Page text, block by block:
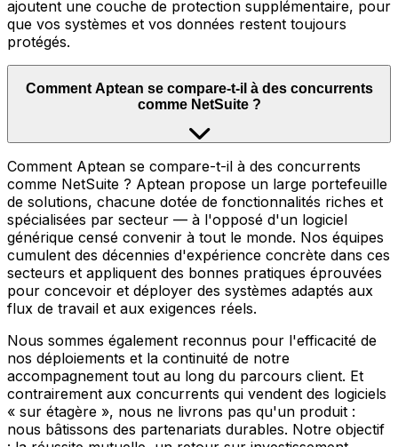
ajoutent une couche de protection supplémentaire, pour
que vos systèmes et vos données restent toujours
protégés.
Comment Aptean se compare-t-il à des concurrents
comme NetSuite ?
Comment Aptean se compare-t-il à des concurrents
comme NetSuite ? Aptean propose un large portefeuille
de solutions, chacune dotée de fonctionnalités riches et
spécialisées par secteur — à l'opposé d'un logiciel
générique censé convenir à tout le monde. Nos équipes
cumulent des décennies d'expérience concrète dans ces
secteurs et appliquent des bonnes pratiques éprouvées
pour concevoir et déployer des systèmes adaptés aux
flux de travail et aux exigences réels.
Nous sommes également reconnus pour l'efficacité de
nos déploiements et la continuité de notre
accompagnement tout au long du parcours client. Et
contrairement aux concurrents qui vendent des logiciels
« sur étagère », nous ne livrons pas qu'un produit :
nous bâtissons des partenariats durables. Notre objectif